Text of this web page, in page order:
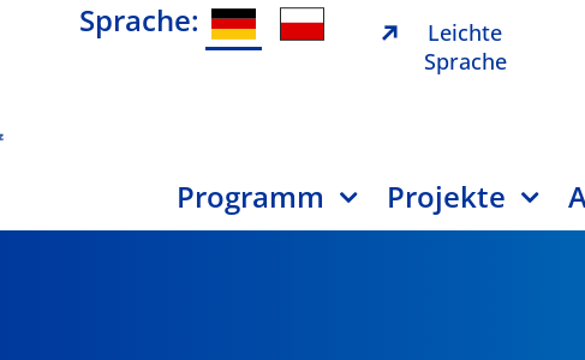
Sprache:
Leichte
Sprache
Programm Projekte